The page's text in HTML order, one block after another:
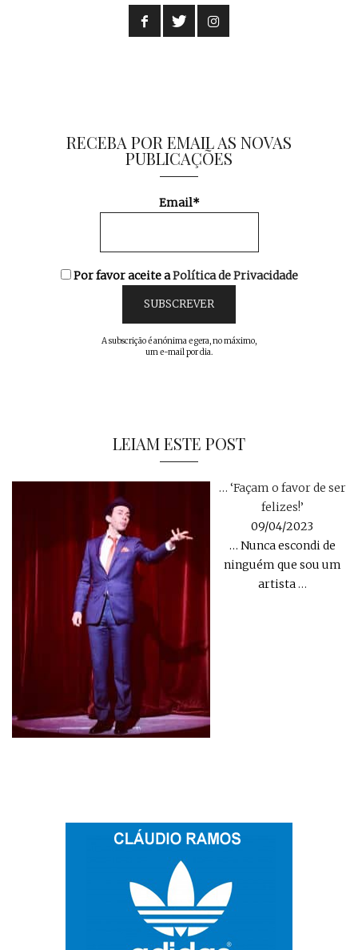
RECEBA POR EMAIL AS NOVAS
PUBLICAÇÕES
Email*
Por favor aceite aPolítica de Privacidade
A subscrição é anónima e gera, no máximo,
um e-mail por dia.
LEIAM ESTE POST
… ‘Façam o favor de ser
felizes!’
09/04/2023
… Nunca escondi de
ninguém que sou um
artista…